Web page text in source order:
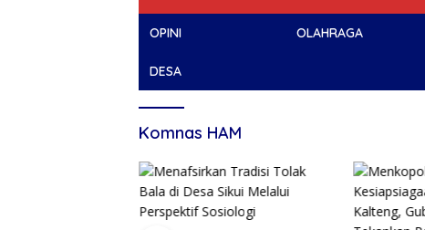
OPINI OLAHRAGA
DESA
Komnas HAM